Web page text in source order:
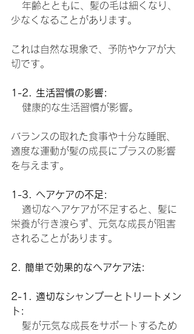
年齢とともに、髪の毛は細くなり、
少なくなることがあります。
これは自然な現象で、予防やケアが大
切です。
1-2. 生活習慣の影響:
健康的な生活習慣が影響。
バランスの取れた食事や十分な睡眠、
適度な運動が髪の成長にプラスの影響
を与えます。
1-3. ヘアケアの不足:
適切なヘアケアが不足すると、髪に
栄養が行き渡らず、元気な成長が阻害
されることがあります。
2. 簡単で効果的なヘアケア法:
2-1. 適切なシャンプーとトリートメン
ト:
髪が元気な成長をサポートするため